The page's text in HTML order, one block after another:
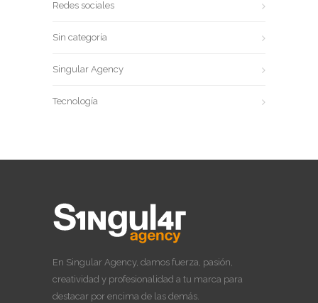
Redes sociales
Sin categoría
Singular Agency
Tecnología
En Singular Agency, damos fuerza, pasión,
creatividad y profesionalidad a tu marca para
destacar por encima de las demás.